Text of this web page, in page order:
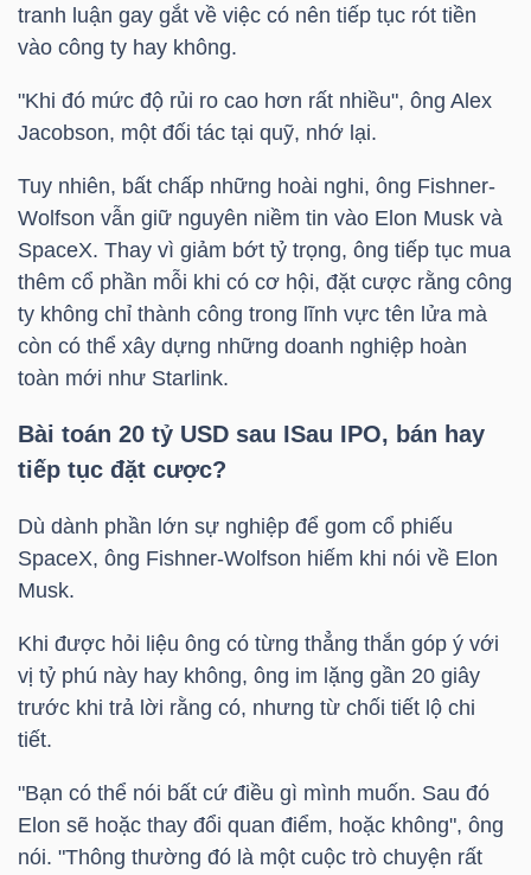
tranh luận gay gắt về việc có nên tiếp tục rót tiền
vào công ty hay không.
"Khi đó mức độ rủi ro cao hơn rất nhiều", ông Alex
Jacobson, một đối tác tại quỹ, nhớ lại.
Tuy nhiên, bất chấp những hoài nghi, ông Fishner-
Wolfson vẫn giữ nguyên niềm tin vào Elon Musk và
SpaceX. Thay vì giảm bớt tỷ trọng, ông tiếp tục mua
thêm cổ phần mỗi khi có cơ hội, đặt cược rằng công
ty không chỉ thành công trong lĩnh vực tên lửa mà
còn có thể xây dựng những doanh nghiệp hoàn
toàn mới như Starlink.
Bài toán 20 tỷ USD sau ISau IPO, bán hay
tiếp tục đặt cược?
Dù dành phần lớn sự nghiệp để gom cổ phiếu
SpaceX, ông Fishner-Wolfson hiếm khi nói về Elon
Musk.
Khi được hỏi liệu ông có từng thẳng thắn góp ý với
vị tỷ phú này hay không, ông im lặng gần 20 giây
trước khi trả lời rằng có, nhưng từ chối tiết lộ chi
tiết.
"Bạn có thể nói bất cứ điều gì mình muốn. Sau đó
Elon sẽ hoặc thay đổi quan điểm, hoặc không", ông
nói. "Thông thường đó là một cuộc trò chuyện rất
TRUYỀN
THÔNG
TIỆN
ÍCH
SẢN
chứng
khoán
(-)
Tất cả Cổ phiếu Chỉ số Chứng chỉ quỹ Chứng
Lãnh
đạo
(-)
Tất cả Người nội bộ Người liên quan Cổ đông lớn